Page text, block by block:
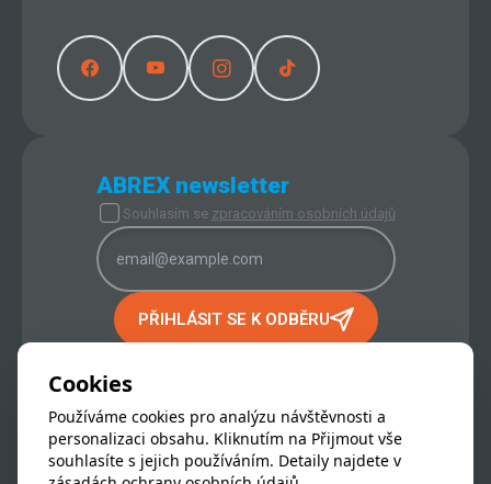
ABREX newsletter
Souhlasím se zpracováním osobních údajů
PŘIHLÁSIT SE K ODBĚRU
IČ:256 65 651
DIČ:CZ 256 65 651
Hrdý člen skupinyUnikont
Cookies
Používáme cookies pro analýzu návštěvnosti a
personalizaci obsahu. Kliknutím na Přijmout vše
souhlasíte s jejich používáním. Detaily najdete v